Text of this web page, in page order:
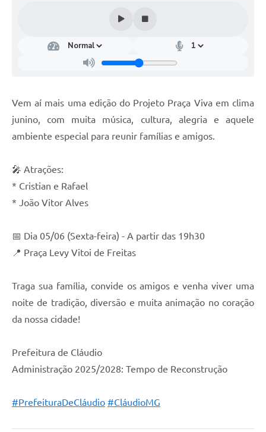
Vem aí mais uma edição do Projeto Praça Viva em clima
junino, com muita música, cultura, alegria e aquele
ambiente especial para reunir famílias e amigos.
🎤 Atrações:
* Cristian e Rafael
* João Vitor Alves
📅 Dia 05/06 (Sexta-feira) - A partir das 19h30
📍 Praça Levy Vitoi de Freitas
Traga sua família, convide os amigos e venha viver uma
noite de tradição, diversão e muita animação no coração
da nossa cidade!
Prefeitura de Cláudio
Administração 2025/2028: Tempo de Reconstrução
#PrefeituraDeCláudio #CláudioMG